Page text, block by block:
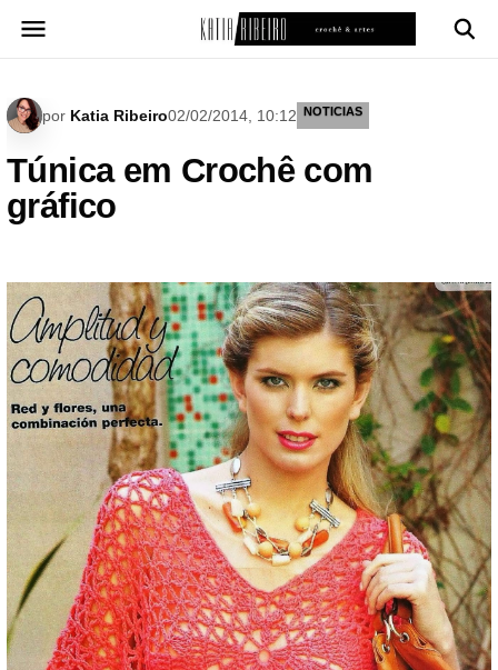
para
por Katia Ribeiro02/02/2014, 10:12 NOTICIAS
Túnica em Crochê com
gráfico